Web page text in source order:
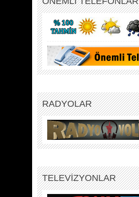
RADYOLAR
TELEVİZYONLAR